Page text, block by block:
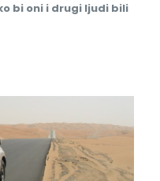
bi oni i drugi ljudi bili